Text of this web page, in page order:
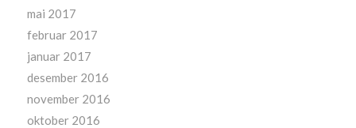
mai 2017
februar 2017
januar 2017
desember 2016
november 2016
oktober 2016